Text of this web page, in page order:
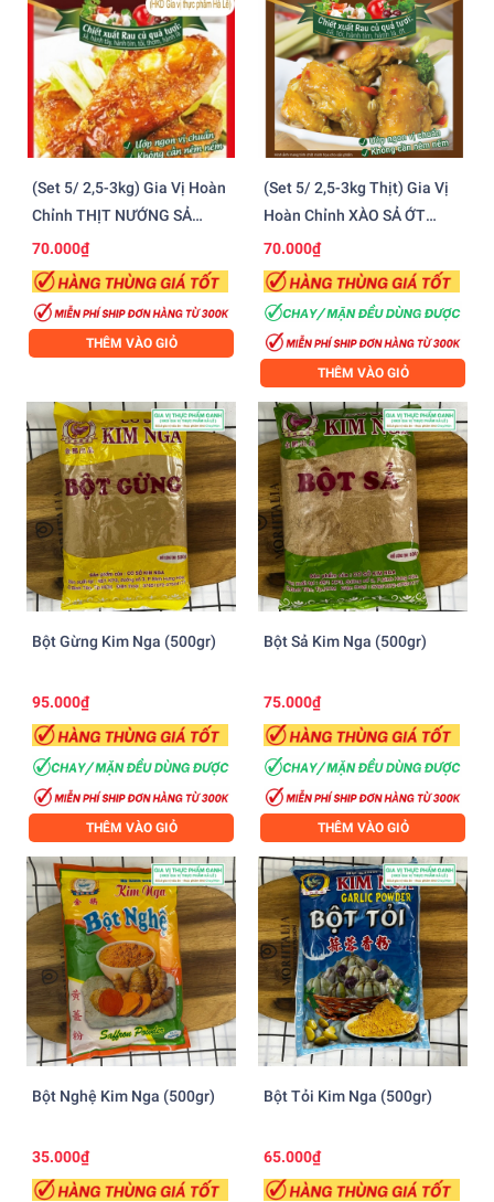
(Set 5/ 2,5-3kg) Gia Vị Hoàn
Chỉnh THỊT NƯỚNG SẢ
Barona (80gr)
70.000₫
THÊM VÀO GIỎ
(Set 5/ 2,5-3kg Thịt) Gia Vị
Hoàn Chỉnh XÀO SẢ ỚT
Barona (80gr)
70.000₫
THÊM VÀO GIỎ
Bột Gừng Kim Nga (500gr)
95.000₫
THÊM VÀO GIỎ
Bột Sả Kim Nga (500gr)
75.000₫
THÊM VÀO GIỎ
Bột Nghệ Kim Nga (500gr)
35.000₫
Bột Tỏi Kim Nga (500gr)
65.000₫